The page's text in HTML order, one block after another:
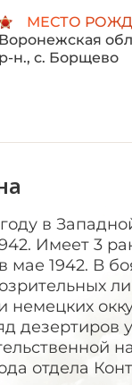
МЕСТО
Воронежская
р-н., с. Борщево
в
Имеет 3
1942. В
немецких
дезертиров
отдела